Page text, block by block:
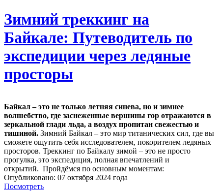
Зимний треккинг на
Байкале: Путеводитель по
экспедиции через ледяные
просторы
Байкал – это не только летняя синева, но и зимнее
волшебство, где заснеженные вершины гор отражаются в
зеркальной глади льда, а воздух пропитан свежестью и
тишиной. Зимний Байкал – это мир титанических сил, где вы
сможете ощутить себя исследователем, покорителем ледяных
просторов. Треккинг по Байкалу зимой – это не просто
прогулка, это экспедиция, полная впечатлений и
открытий. Пройдёмся по основным моментам:
Опубликовано: 07 октября 2024 года
Посмотреть